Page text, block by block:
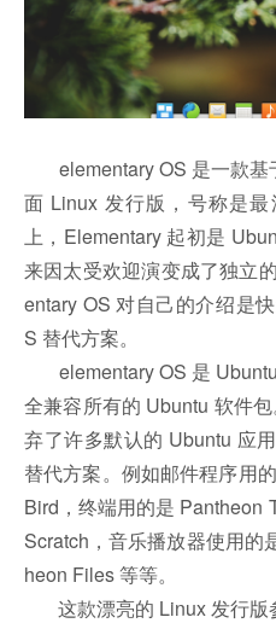
elementary OS 是一款基
面 Linux 发行版，号称是
上，Elementary 起初是
来因太受欢迎演变成了独立
entary OS 对自己的介绍是
S 替代方案。
elementary OS 是
全兼容所有的 Ubuntu 软件
弃了许多默认的 Ubuntu 应
替代方案。例如邮件程序用
Bird，终端用的是 Pantheon
Scratch，音乐播放器使用的
heon Files 等等。
这款漂亮的 Linux 发行版